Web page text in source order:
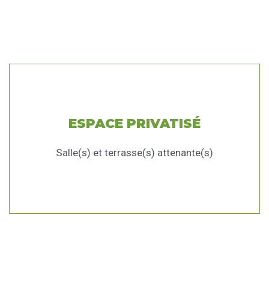
ESPACE PRIVATISÉ
Salle(s) et terrasse(s) attenante(s)